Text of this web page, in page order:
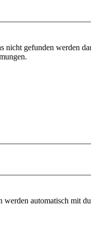
nicht gefunden werden
automatisch mit